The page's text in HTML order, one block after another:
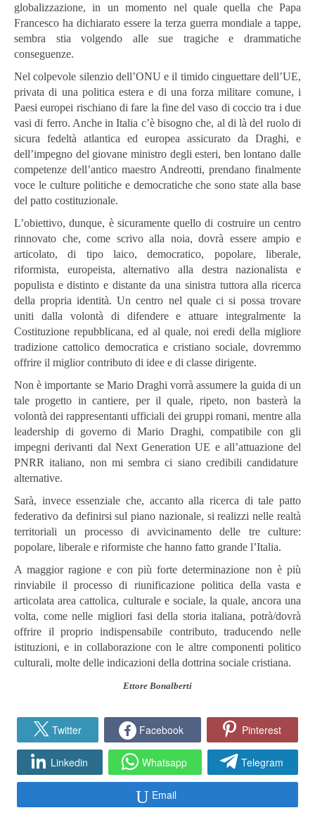
globalizzazione, in un momento nel quale quella che Papa
Francesco ha dichiarato essere la terza guerra mondiale a tappe,
sembra stia volgendo alle sue tragiche e drammatiche
conseguenze.
Nel colpevole silenzio dell’ONU e il timido cinguettare dell’UE,
privata di una politica estera e di una forza militare comune, i
Paesi europei rischiano di fare la fine del vaso di coccio tra i due
vasi di ferro. Anche in Italia c’è bisogno che, al di là del ruolo di
sicura fedeltà atlantica ed europea assicurato da Draghi, e
dell’impegno del giovane ministro degli esteri, ben lontano dalle
competenze dell’antico maestro Andreotti, prendano finalmente
voce le culture politiche e democratiche che sono state alla base
del patto costituzionale.
L’obiettivo, dunque, è sicuramente quello di costruire un centro
rinnovato che, come scrivo alla noia, dovrà essere ampio e
articolato, di tipo laico, democratico, popolare, liberale,
riformista, europeista, alternativo alla destra nazionalista e
populista e distinto e distante da una sinistra tuttora alla ricerca
della propria identità. Un centro nel quale ci si possa trovare
uniti dalla volontà di difendere e attuare integralmente la
Costituzione repubblicana, ed al quale, noi eredi della migliore
tradizione cattolico democratica e cristiano sociale, dovremmo
offrire il miglior contributo di idee e di classe dirigente.
Non è importante se Mario Draghi vorrà assumere la guida di un
tale progetto in cantiere, per il quale, ripeto, non basterà la
volontà dei rappresentanti ufficiali dei gruppi romani, mentre alla
leadership di governo di Mario Draghi, compatibile con gli
impegni derivanti dal Next Generation UE e all’attuazione del
PNRR italiano, non mi sembra ci siano credibili candidature
alternative.
Sarà, invece essenziale che, accanto alla ricerca di tale patto
federativo da definirsi sul piano nazionale, si realizzi nelle realtà
territoriali un processo di avvicinamento delle tre culture:
popolare, liberale e riformiste che hanno fatto grande l’Italia.
A maggior ragione e con più forte determinazione non è più
rinviabile il processo di riunificazione politica della vasta e
articolata area cattolica, culturale e sociale, la quale, ancora una
volta, come nelle migliori fasi della storia italiana, potrà/dovrà
offrire il proprio indispensabile contributo, traducendo nelle
istituzioni, e in collaborazione con le altre componenti politico
culturali, molte delle indicazioni della dottrina sociale cristiana.
Ettore Bonalberti
Twitter Facebook Pinterest
Linkedin Whatsapp Telegram
Email